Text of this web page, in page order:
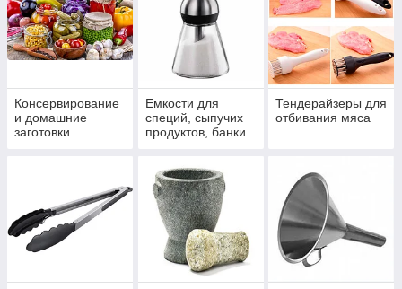
Консервирование
и домашние
заготовки
Емкости для
специй, сыпучих
продуктов, банки
Тендерайзеры для
отбивания мяса